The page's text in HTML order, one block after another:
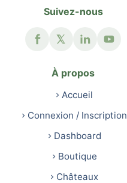
Suivez-nous
À propos
Accueil
Connexion / Inscription
Dashboard
Boutique
Châteaux